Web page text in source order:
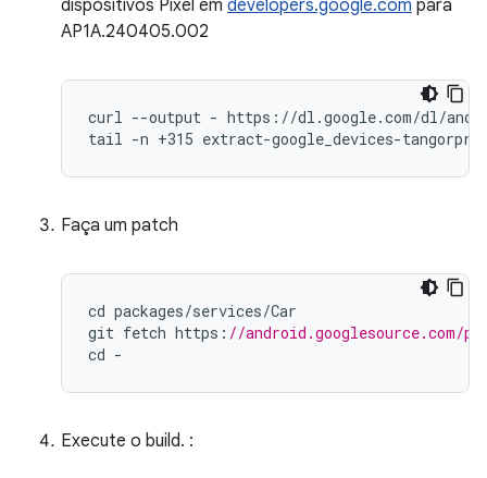
dispositivos Pixel em developers.google.com para
AP1A.240405.002
curl --output - https://dl.google.com/dl/
tail -n +315 extract-google_devices-
Faça um patch
cd packages/services/Car
git fetch https : //android.googlesource.com/
cd -
Execute o build. :